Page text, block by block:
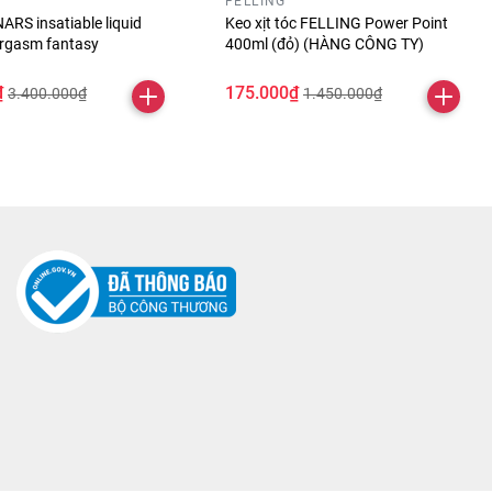
insatiable liquid
fantasy
3.400.000₫
Keo xịt tóc FELLING Power Point
400ml (đỏ) (HÀNG CÔNG TY)
175.000₫ 1.450.000₫